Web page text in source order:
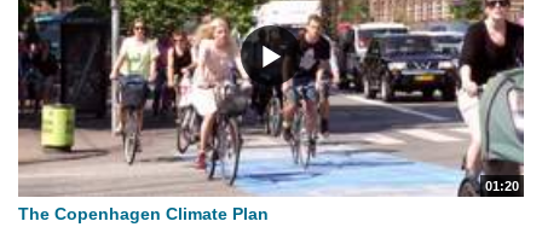
01:20
The Copenhagen Climate Plan